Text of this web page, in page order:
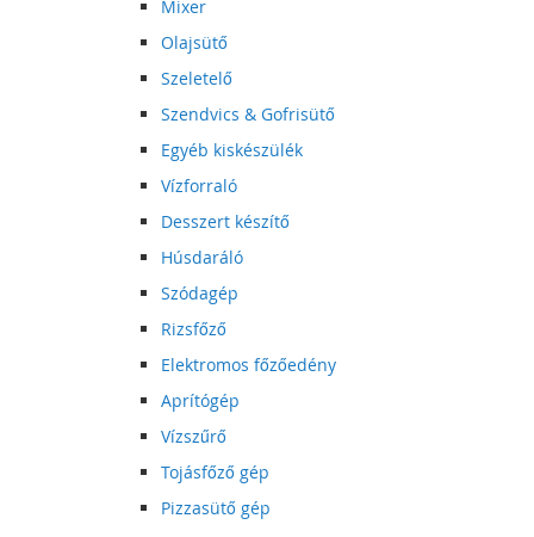
Mixer
Olajsütő
Szeletelő
Szendvics & Gofrisütő
Egyéb kiskészülék
Vízforraló
Desszert készítő
Húsdaráló
Szódagép
Rizsfőző
Elektromos főzőedény
Aprítógép
Vízszűrő
Tojásfőző gép
Pizzasütő gép